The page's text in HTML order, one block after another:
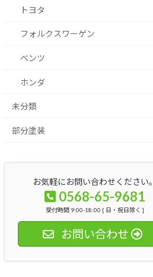
トヨタ
フォルクスワーゲン
ベンツ
ホンダ
未分類
部分塗装
お気軽にお問い合わせください。
0568-65-9681
受付時間 9:00-18:00 [ 日・祝日除く ]
お問い合わせ